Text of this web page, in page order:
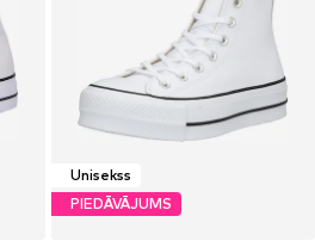
Unisekss
PIEDĀVĀJUMS